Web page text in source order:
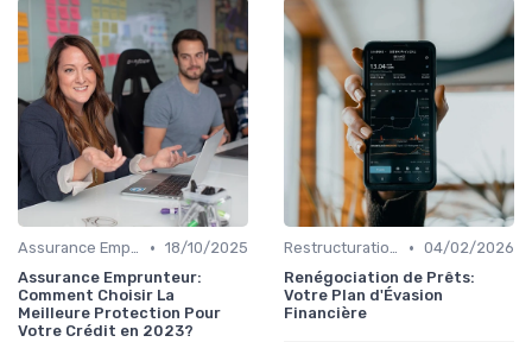
Assurance Emprunteur • 18/10/2025
Assurance Emprunteur:
Comment Choisir La
Meilleure Protection Pour
Votre Crédit en 2023?
Restructuration de Dettes • 04/02/2026
Renégociation de Prêts:
Votre Plan d'Évasion
Financière